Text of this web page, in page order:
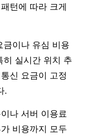
턴에 따라 크게
금이나 유심 비용
히 실시간 위치 추
신 요금이 고정
.
나 서버 이용료
비용까지 모두